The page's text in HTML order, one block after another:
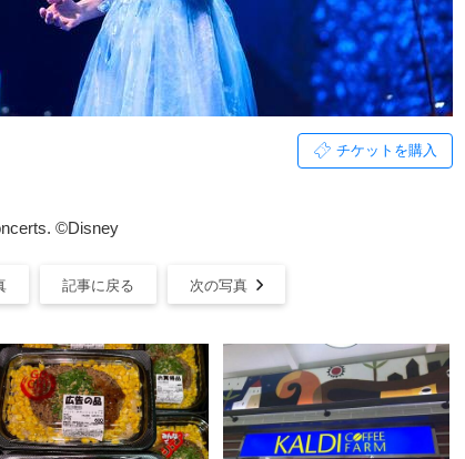
チケットを購入
©Disney
記事に戻る 次の写真